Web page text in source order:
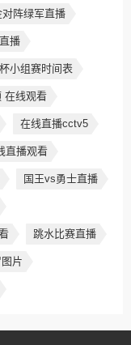
对阵绿军直播
播
小组赛时间表
在线观看
在线直播cctv5
直播观看
国王vs勇士直播
跳水比赛直播
片